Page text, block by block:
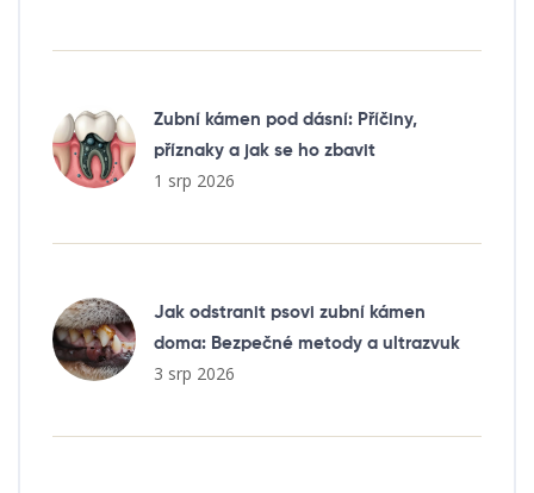
Zubní kámen pod dásní: Příčiny,
příznaky a jak se ho zbavit
1 srp 2026
Jak odstranit psovi zubní kámen
doma: Bezpečné metody a ultrazvuk
3 srp 2026